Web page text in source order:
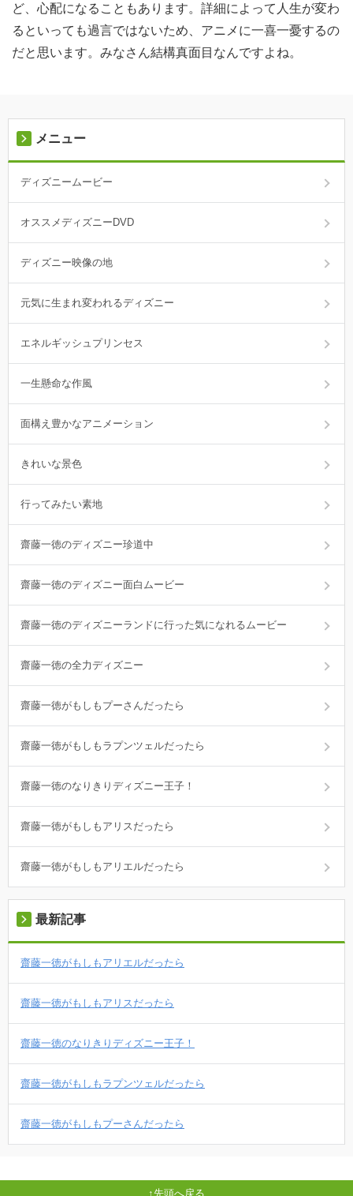
ど、心配になることもあります。詳細によって人生が変わ
るといっても過言ではないため、アニメに一喜一憂するの
だと思います。みなさん結構真面目なんですよね。
メニュー
ディズニームービー
オススメディズニーDVD
ディズニー映像の地
元気に生まれ変われるディズニー
エネルギッシュプリンセス
一生懸命な作風
面構え豊かなアニメーション
きれいな景色
行ってみたい素地
齋藤一徳のディズニー珍道中
齋藤一徳のディズニー面白ムービー
齋藤一徳のディズニーランドに行った気になれるムービー
齋藤一徳の全力ディズニー
齋藤一徳がもしもプーさんだったら
齋藤一徳がもしもラプンツェルだったら
齋藤一徳のなりきりディズニー王子！
齋藤一徳がもしもアリスだったら
齋藤一徳がもしもアリエルだったら
最新記事
齋藤一徳がもしもアリエルだったら
齋藤一徳がもしもアリスだったら
齋藤一徳のなりきりディズニー王子！
齋藤一徳がもしもラプンツェルだったら
齋藤一徳がもしもプーさんだったら
先頭へ戻る